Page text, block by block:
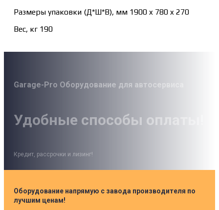
Размеры упаковки (Д*Ш*В), мм 1900 x 780 x 270
Вес, кг 190
Garage-Pro Оборудование для автосервиса
Удобные способы оплаты!
Кредит, рассрочки и лизинг!
Оборудование напрямую с завода производителя по
лучшим ценам!